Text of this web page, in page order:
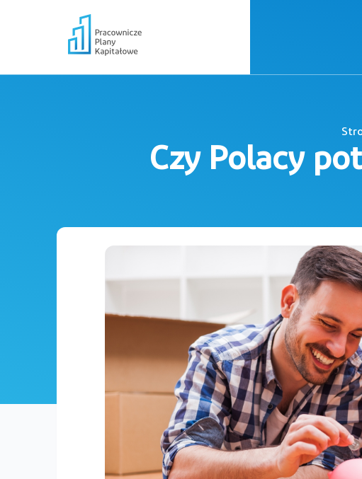
Czy Polacy